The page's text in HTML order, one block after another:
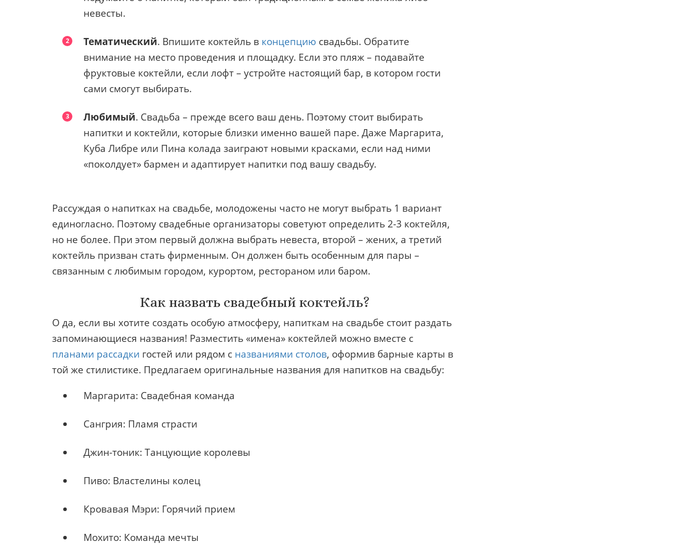
невесты.
Тематический. Впишите коктейль в концепцию свадьбы. Обратите
внимание на место проведения и площадку. Если это пляж – подавайте
фруктовые коктейли, если лофт – устройте настоящий бар, в котором гости
сами смогут выбирать.
Любимый. Свадьба – прежде всего ваш день. Поэтому стоит выбирать
напитки и коктейли, которые близки именно вашей паре. Даже Маргарита,
Куба Либре или Пина колада заиграют новыми красками, если над ними
«поколдует» бармен и адаптирует напитки под вашу свадьбу.
Рассуждая о напитках на свадьбе, молодожены часто не могут выбрать 1 вариант
единогласно. Поэтому свадебные организаторы советуют определить 2-3 коктейля,
но не более. При этом первый должна выбрать невеста, второй – жених, а третий
коктейль призван стать фирменным. Он должен быть особенным для пары –
связанным с любимым городом, курортом, рестораном или баром.
Как назвать свадебный коктейль?
О да, если вы хотите создать особую атмосферу, напиткам на свадьбе стоит раздать
запоминающиеся названия! Разместить «имена» коктейлей можно вместе с
планами рассадки гостей или рядом с названиями столов, оформив барные карты в
той же стилистике. Предлагаем оригинальные названия для напитков на свадьбу:
Маргарита: Свадебная команда
Сангрия: Пламя страсти
Джин-тоник: Танцующие королевы
Пиво: Властелины колец
Кровавая Мэри: Горячий прием
Мохито: Команда мечты